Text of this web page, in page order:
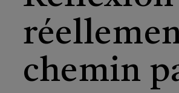
chemin